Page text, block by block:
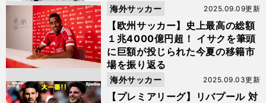
【欧州サッカー】史上最高の総額
１兆4000億円超！ イサクを筆頭
に巨額が投じられた今夏の移籍市
場を振り返る
2025.09.09更新
海外サッカー
【プレミアリーグ】リバプール 対
2025.09.03更新
海外サッカー